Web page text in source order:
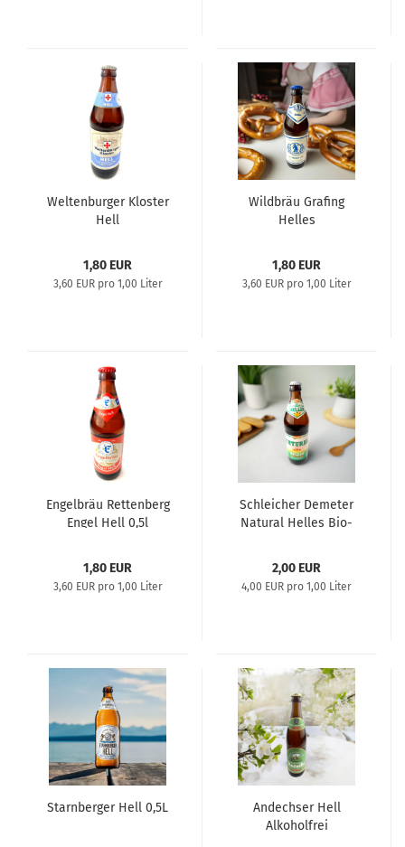
Weltenburger Kloster
Hell
1,80 EUR
3,60 EUR pro 1,00 Liter
Wildbräu Grafing
Helles
1,80 EUR
3,60 EUR pro 1,00 Liter
Engelbräu Rettenberg
Engel Hell 0,5l
1,80 EUR
3,60 EUR pro 1,00 Liter
Schleicher Demeter
Natural Helles Bio-
2,00 EUR
4,00 EUR pro 1,00 Liter
Starnberger Hell 0,5L
Andechser Hell
Alkoholfrei